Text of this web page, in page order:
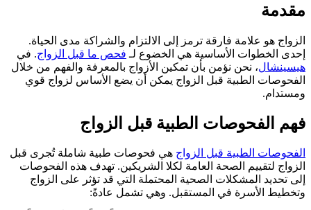
مقدمة
الزواج هو علامة فارقة ترمز إلى الالتزام والشراكة مدى الحياة.
إحدى الخطوات الأساسية هي الخضوع لـ فحص ما قبل الزواج. في
هيسينشال، نحن نؤمن بأن تمكين الأزواج بالمعرفة والفهم من خلال
الفحوصات الطبية قبل الزواج يمكن أن يضع الأساس لزواج قوي
ومستدام.
فهم الفحوصات الطبية قبل الزواج
الفحوصات الطبية قبل الزواج هي فحوصات طبية شاملة تُجرى قبل
الزواج لتقييم الصحة العامة لكلا الشريكين. تهدف هذه الفحوصات
إلى تحديد المشكلات الصحية المحتملة التي قد تؤثر على الزواج
وتخطيط الأسرة في المستقبل. وهي تشمل عادةً: